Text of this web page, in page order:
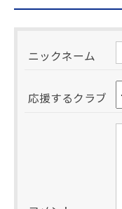
ニックネーム
応援するクラブ